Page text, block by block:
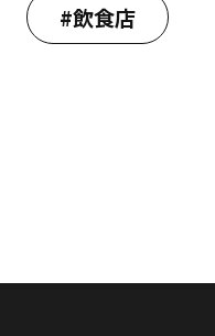
#飲食店